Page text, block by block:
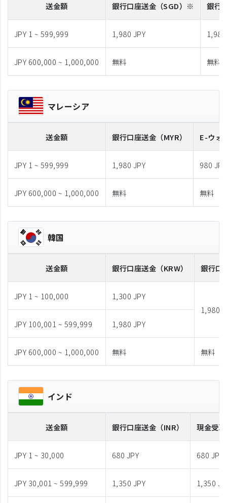
送金額 銀行口座送金 （SGD）※ 銀行
JPY 1 ~ 599,999 1,980 JPY
JPY 600,000 ~ 1,000,000 無料 無料
マレーシア
送金額 銀行口座送金 （MYR） E-ウォ
JPY 1 ~ 599,999 1,980 JPY 980 JPY
JPY 600,000 ~ 1,000,000 無料 無料
韓国
送金額 銀行口座送金 （KRW） 銀行口
JPY 1 ~ 100,000
1,300 JPY
1,980
JPY 100,001 ~ 599,999
1,980 JPY
JPY 600,000 ~ 1,000,000 無料 無料
インド
送金額 銀行口座送金 （INR） 現金受取
JPY 1 ~ 30,000 680 JPY 680 JPY
JPY 30,001 ~ 599,999 1,350 JPY 1,350